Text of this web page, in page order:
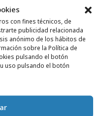
con fines técnicos, de
publicidad relacionada
anónimo de los hábitos de
sobre la Política de
pulsando el botón
uso pulsando el botón
Blanca Rico,
Miras.
en el número
Independientes, de